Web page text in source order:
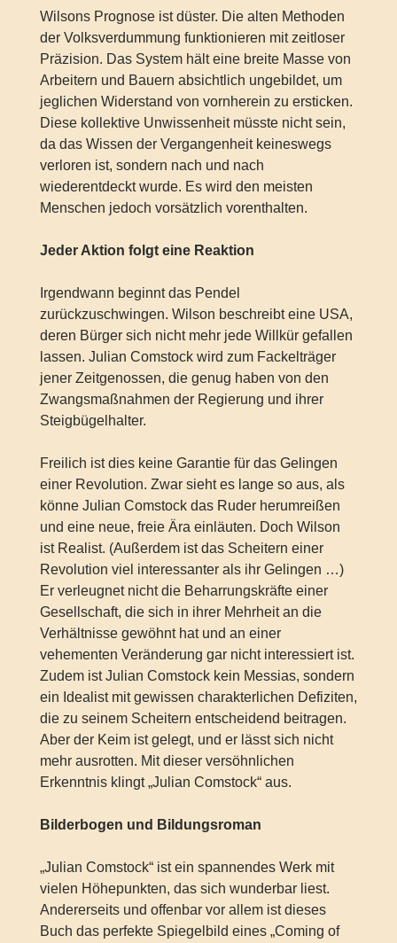
Wilsons Prognose ist düster. Die alten Methoden
der Volksverdummung funktionieren mit zeitloser
Präzision. Das System hält eine breite Masse von
Arbeitern und Bauern absichtlich ungebildet, um
jeglichen Widerstand von vornherein zu ersticken.
Diese kollektive Unwissenheit müsste nicht sein,
da das Wissen der Vergangenheit keineswegs
verloren ist, sondern nach und nach
wiederentdeckt wurde. Es wird den meisten
Menschen jedoch vorsätzlich vorenthalten.
Jeder Aktion folgt eine Reaktion
Irgendwann beginnt das Pendel
zurückzuschwingen. Wilson beschreibt eine USA,
deren Bürger sich nicht mehr jede Willkür gefallen
lassen. Julian Comstock wird zum Fackelträger
jener Zeitgenossen, die genug haben von den
Zwangsmaßnahmen der Regierung und ihrer
Steigbügelhalter.
Freilich ist dies keine Garantie für das Gelingen
einer Revolution. Zwar sieht es lange so aus, als
könne Julian Comstock das Ruder herumreißen
und eine neue, freie Ära einläuten. Doch Wilson
ist Realist. (Außerdem ist das Scheitern einer
Revolution viel interessanter als ihr Gelingen …)
Er verleugnet nicht die Beharrungskräfte einer
Gesellschaft, die sich in ihrer Mehrheit an die
Verhältnisse gewöhnt hat und an einer
vehementen Veränderung gar nicht interessiert ist.
Zudem ist Julian Comstock kein Messias, sondern
ein Idealist mit gewissen charakterlichen Defiziten,
die zu seinem Scheitern entscheidend beitragen.
Aber der Keim ist gelegt, und er lässt sich nicht
mehr ausrotten. Mit dieser versöhnlichen
Erkenntnis klingt „Julian Comstock“ aus.
Bilderbogen und Bildungsroman
„Julian Comstock“ ist ein spannendes Werk mit
vielen Höhepunkten, das sich wunderbar liest.
Andererseits und offenbar vor allem ist dieses
Buch das perfekte Spiegelbild eines „Coming of